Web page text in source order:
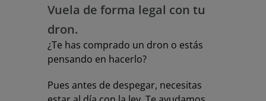
Vuela de forma legal con tu
dron.
¿Te has comprado un dron o estás
pensando en hacerlo?
Pues antes de despegar, necesitas